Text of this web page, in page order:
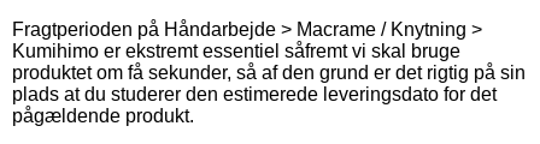
Fragtperioden på Håndarbejde > Macrame / Knytning >
Kumihimo er ekstremt essentiel såfremt vi skal bruge
produktet om få sekunder, så af den grund er det rigtig på sin
plads at du studerer den estimerede leveringsdato for det
pågældende produkt.